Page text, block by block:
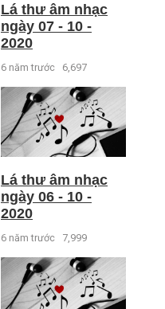
Lá thư âm nhạc
ngày 07 - 10 -
2020
6 năm trước 6,697
Lá thư âm nhạc
ngày 06 - 10 -
2020
6 năm trước 7,999